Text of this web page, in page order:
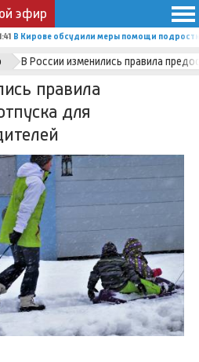
эфир
В Кирове обсудили меры помощи
В России изменились правила
правила
для